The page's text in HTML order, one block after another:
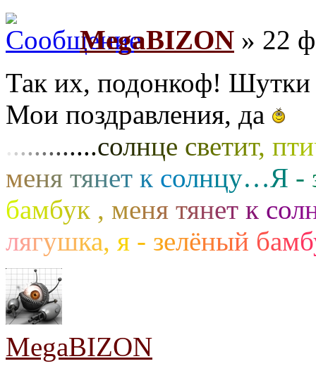
MegaBIZON » 22
Так их, подонкоф! Шутки
Мои поздравления, да
............солнце светит, пти
меня тянет к солнцу…Я -
бамбук , меня тянет к сол
лягушка, я - зелёный бамб
MegaBIZON